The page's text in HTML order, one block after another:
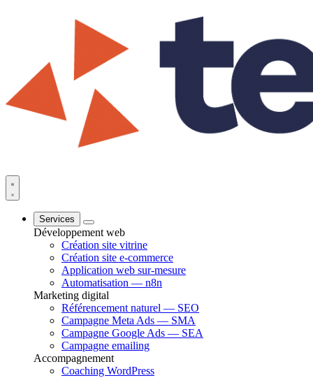
Services
Développement web
Création site vitrine
Création site e-commerce
Application web sur-mesure
Automatisation — n8n
Marketing digital
Référencement naturel — SEO
Campagne Meta Ads — SMA
Campagne Google Ads — SEA
Campagne emailing
Accompagnement
Coaching WordPress